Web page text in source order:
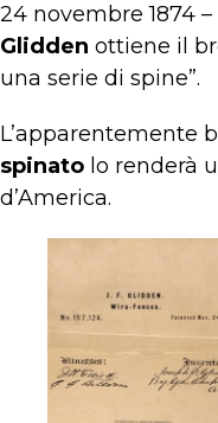
24 novembre 1874
Glidden ottiene il
una serie di spine”.
L’apparentemente
spinato lo renderà
d’America.